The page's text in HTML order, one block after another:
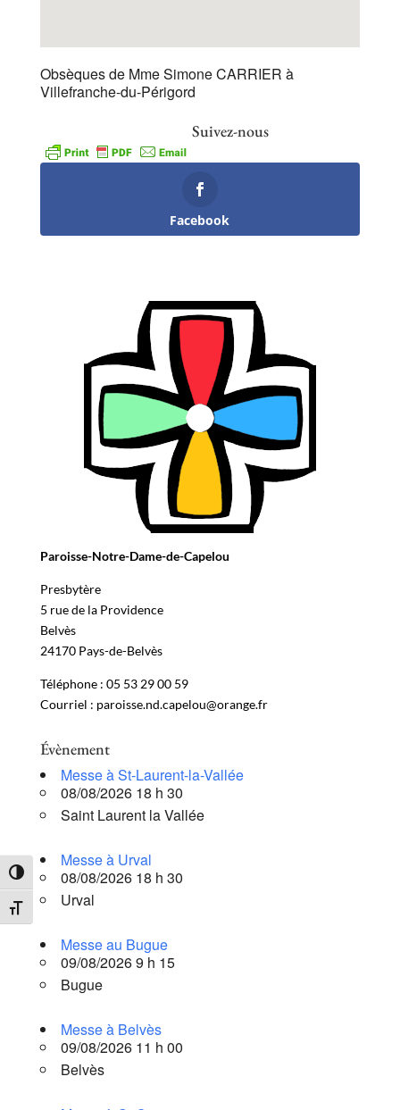
Passer en contraste élevé
Changer la taille de la police
Obsèques de Mme Simone CARRIER à
Villefranche-du-Périgord
Suivez-nous
Facebook
Paroisse-Notre-Dame-de-Capelou
Presbytère
5 rue de la Providence
Belvès
24170 Pays-de-Belvès
Téléphone : 05 53 29 00 59
Courriel : paroisse.nd.capelou@orange.fr
Évènement
Messe à St-Laurent-la-Vallée
08/08/2026 18 h 30
Saint Laurent la Vallée
Messe à Urval
08/08/2026 18 h 30
Urval
Messe au Bugue
09/08/2026 9 h 15
Bugue
Messe à Belvès
09/08/2026 11 h 00
Belvès